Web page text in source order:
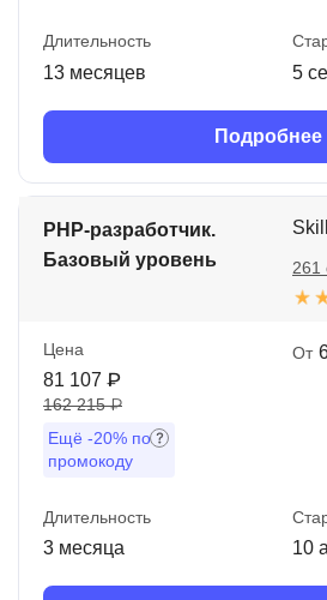
Длительность
13 месяцев 5
Подробнее
PHP-разработчик.
Базовый уровень
261
Цена
81 107 ₽
162 215 ₽
Ещё -20% по
промокоду
От
Длительность
3 месяца 10